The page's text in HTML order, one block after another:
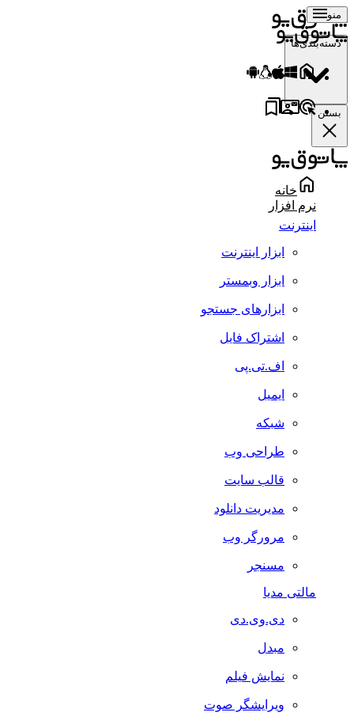
منو
دسته‌بندی‌ها
بستن
خانه
نرم افزار
اینترنت
ابزار اینترنت
ابزار وبمستر
ابزارهای جستجو
اشتراک فایل
اف.تی.پی
ایمیل
شبکه
طراحی وب
قالب سایت
مدیریت دانلود
مرورگر وب
مسنجر
مالتی مدیا
دی.وی.دی
مبدل
نمایش فیلم
ویرایشگر صوت